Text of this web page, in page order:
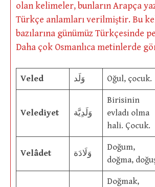
olan kelimeler, bunların Arapça
Türkçe anlamları verilmiştir. Bu
bazılarına günümüz Türkçesinde
Daha çok Osmanlıca metinlerde
Veled وَلَد Oğul, çocuk.
Velediyet وَلَدِيَّة
Birisinin
evladı olma
hali. Çocuk.
Velâdet وَلَادَة
Doğum,
doğma,
Doğmak,